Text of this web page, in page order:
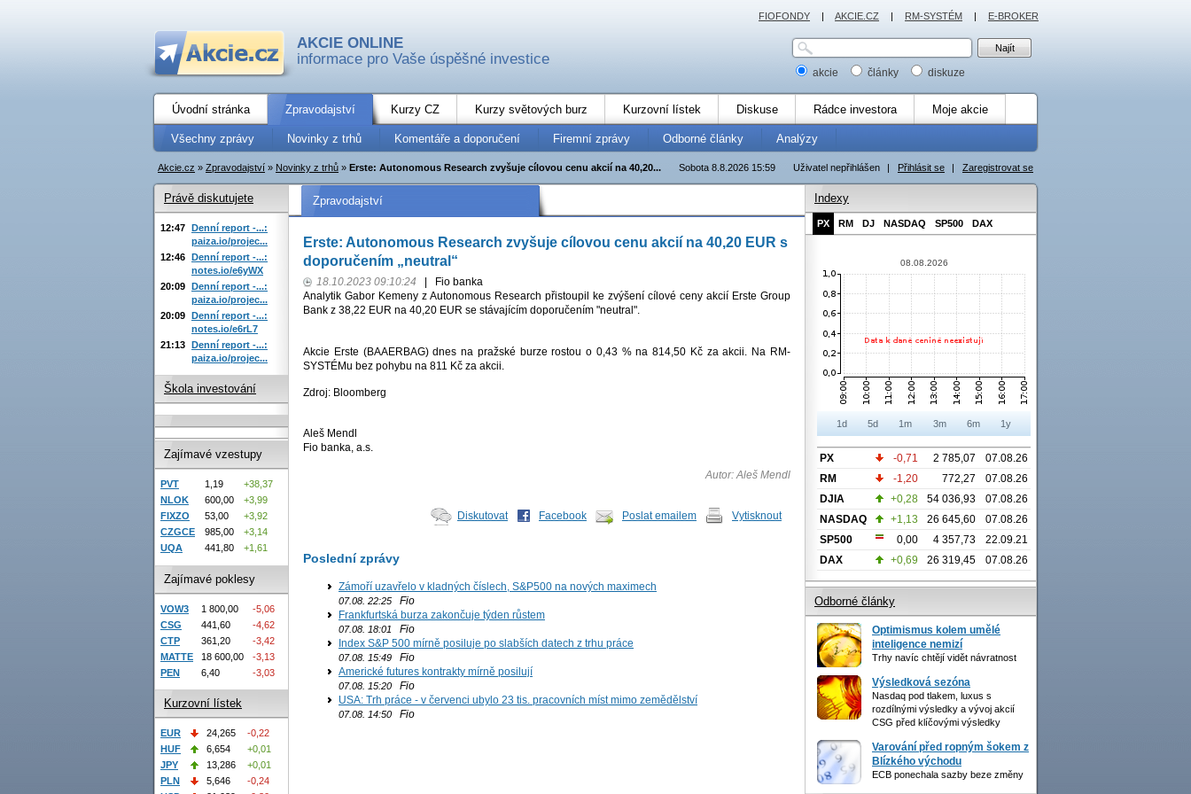
AKCIE ONLINE
informace pro Vaše úspěšné investice
akcie články diskuze
Úvodní stránka Zpravodajství Kurzy CZ Kurzy světových burz Kurzovní lístek Diskuse Rádce investora Moje akcie
Všechny zprávy Novinky z trhů Komentáře a doporučení Firemní zprávy Odborné články Analýzy
Uživatel nepřihlášen | Přihlásit se | Zaregistrovat se
Sobota 8.8.2026 15:59
Akcie.cz » Zpravodajství » Novinky z trhů » Erste: Autonomous Research zvyšuje cílovou cenu akcií na 40,20...
Zpravodajství
Erste: Autonomous Research zvyšuje cílovou cenu akcií na 40,20 EUR s
doporučením „neutral“
18.10.2023 09:10:24
Fio banka
Analytik Gabor Kemeny z Autonomous Research přistoupil ke zvýšení cílové ceny akcií Erste Group
Bank z 38,22 EUR na 40,20 EUR se stávajícím doporučením "neutral".
Akcie Erste (BAAERBAG) dnes na pražské burze rostou o 0,43 % na 814,50 Kč za akcii. Na RM-
SYSTÉMu bez pohybu na 811 Kč za akcii.
Zdroj: Bloomberg
Aleš Mendl
Fio banka, a.s.
Autor: Aleš Mendl
Diskutovat Facebook Poslat emailem Vytisknout
Poslední zprávy
Zámoří uzavřelo v kladných číslech, S&P500 na nových maximech
07.08. 22:25 Fio
Frankfurtská burza zakončuje týden růstem
07.08. 18:01
Fio
Index S&P 500 mírně posiluje po slabších datech z trhu práce
07.08. 15:49 Fio
Americké futures kontrakty mírně posilují
07.08. 15:20 Fio
USA: Trh práce - v červenci ubylo 23 tis. pracovních míst mimo zemědělství
07.08. 14:50 Fio
Právě diskutujete
12:47 Denní report -...:
paiza.io/projec...
12:46 Denní report -...:
notes.io/e6yWX
20:09 Denní report -...:
paiza.io/projec...
20:09 Denní report -...:
notes.io/e6rL7
21:13 Denní report -...:
paiza.io/projec...
Škola investování
Zajímavé vzestupy
PVT 1,19
+38,37
NLOK
600,00
+3,99
FIXZO
53,00
+3,92
CZGCE
985,00
+3,14
UQA
441,80 +1,61
Zajímavé poklesy
VOW3 1 800,00
-5,06
CSG
441,60
-4,62
CTP
361,20
-3,42
MATTE
18 600,00
-3,13
PEN
6,40 -3,03
Kurzovní lístek
EUR 24,265
-0,22
HUF
6,654
+0,01
JPY
13,286
+0,01
PLN
5,646
-0,24
Indexy
PX RM DJ NASDAQ SP500 DAX
08.08.2026
1d 5d 1m 3m 6m 1y
PX -0,71 2 785,07
07.08.26
RM
-1,20 772,27
07.08.26
DJIA
+0,28 54 036,93
07.08.26
NASDAQ
+1,13 26 645,60
07.08.26
SP500
0,00 4 357,73
22.09.21
DAX
+0,69 26 319,45 07.08.26
Odborné články
Optimismus kolem umělé
inteligence nemizí
Trhy navíc chtějí vidět návratnost
Výsledková sezóna
Nasdaq pod tlakem, luxus s
rozdílnými výsledky a vývoj akcií
CSG před klíčovými výsledky
Varování před ropným šokem z
Blízkého východu
ECB ponechala sazby beze změny
FIOFONDY | AKCIE.CZ | RM-SYSTÉM | E-BROKER